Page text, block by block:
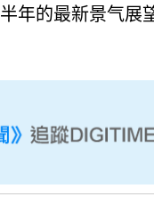
年的最新景气展